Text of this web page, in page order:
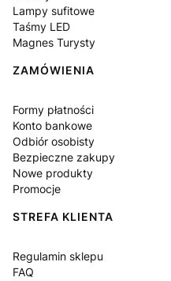
Lampy sufitowe
Taśmy LED
Magnes Turysty
ZAMÓWIENIA
Formy płatności
Konto bankowe
Odbiór osobisty
Bezpieczne zakupy
Nowe produkty
Promocje
STREFA KLIENTA
Regulamin sklepu
FAQ